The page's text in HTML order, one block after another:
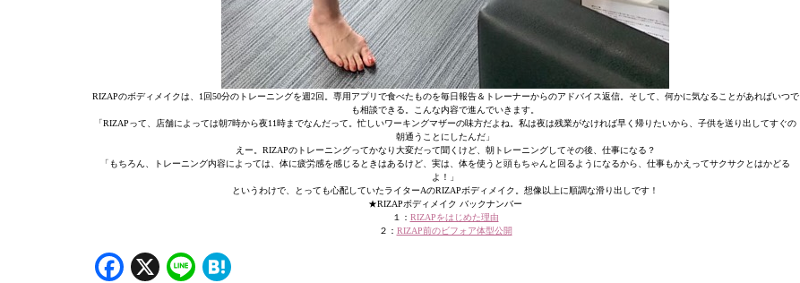
RIZAPのボディメイクは、1回50分のトレーニングを週2回。専用アプリで食べたものを毎日報告＆トレーナーからのアドバイス返信。そして、何かに気なることがあればいつで
も相談できる。こんな内容で進んでいきます。
「RIZAPって、店舗によっては朝7時から夜11時までなんだって。忙しいワーキングマザーの味方だよね。私は夜は残業がなければ早く帰りたいから、子供を送り出してすぐの
朝通うことにしたんだ」
えー。RIZAPのトレーニングってかなり大変だって聞くけど、朝トレーニングしてその後、仕事になる？
「もちろん、トレーニング内容によっては、体に疲労感を感じるときはあるけど、実は、体を使うと頭もちゃんと回るようになるから、仕事もかえってサクサクとはかどる
よ！」
というわけで、とっても心配していたライターAのRIZAPボディメイク。想像以上に順調な滑り出しです！
★RIZAPボディメイク バックナンバー
１： RIZAPをはじめた理由
２： RIZAP前のビフォア体型公開
Facebook
X Line